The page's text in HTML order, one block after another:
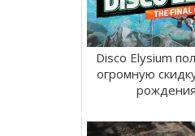
Disco Elysium
огромную